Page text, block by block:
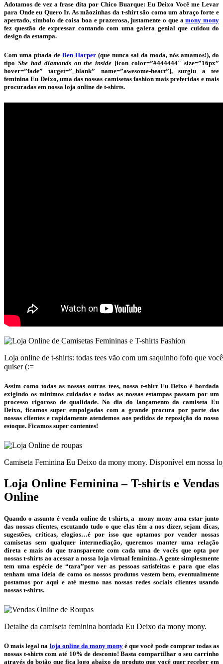
Adotamos de vez a frase dita por Chico Buarque: Eu Deixo Você me Levar
para Onde eu Quero Ir. As mãozinhas da t-shirt são como um abraço forte e
apertado, símbolo de coisa boa e prazerosa, justamente o que amony mony
fez questão de expressar contando com uma galera genial que cuidou do
design da estampa.
Com uma pitada de Ben Harper (que nunca sai da moda, nós amamos!), do
tipo She had diamonds on the inside [icon color=”#444444″ size=”16px”
hover=”fade” target=”_blank” name=”awesome-heart”], surgiu a tee
feminina Eu Deixo, uma das nossas camisetas fashion mais preferidas e mais
procuradas em nossa loja online de t-shirts.
Loja online de t-shirts: todas tees vão com um saquinho fofo que
quiser (:=
Assim como todas as nossas outras tees, nossa t-shirt Eu Deixo é bordada
exigindo os mínimos cuidados e todas as nossas estampas passam por um
processo rigoroso de qualidade. No dia do lançamento da camiseta Eu
Deixo, ficamos super empolgadas com a grande procura por parte das
nossas clientes e rapidamente atendemos aos pedidos de reposição do nosso
estoque. Ficamos super contentes!
Camiseta Feminina Eu Deixo da mony mony. Disponível em nossa
Loja Online Feminina – T-shirts e Vendas
Online
Quando o assunto é venda online de t-shirts, a mony mony ama estar junto
das nossas clientes, escutando tudo o que elas têm a nos dizer, sejam dicas,
sugestões, críticas, elogios…é por isso que optamos por vender nossas
camisetas sem qualquer intermediação, queremos manter uma relação
direta e mais do que transparente com cada uma de vocês que opta por
nossas t-shirts ao acessar a nossa loja virtual feminina. A gente simplesmente
tem uma espécie de “tara”por ver as pessoas satisfeitas e para que elas
tenham uma ideia de como os nossos produtos vestem bem, eventualmente
postamos por aqui e até mesmo nas nossas redes sociais clientes usando
nossas t-shirts.
Detalhe da camiseta feminina bordada Eu Deixo da mony mony.
O mais legal na loja online da mony mony é que você pode comprar todas as
nossas t-shirts com até 10% de desconto! Basta compartilhar o seu carrinho
através do botão que fica logo abaixo do produto que você quer receber em